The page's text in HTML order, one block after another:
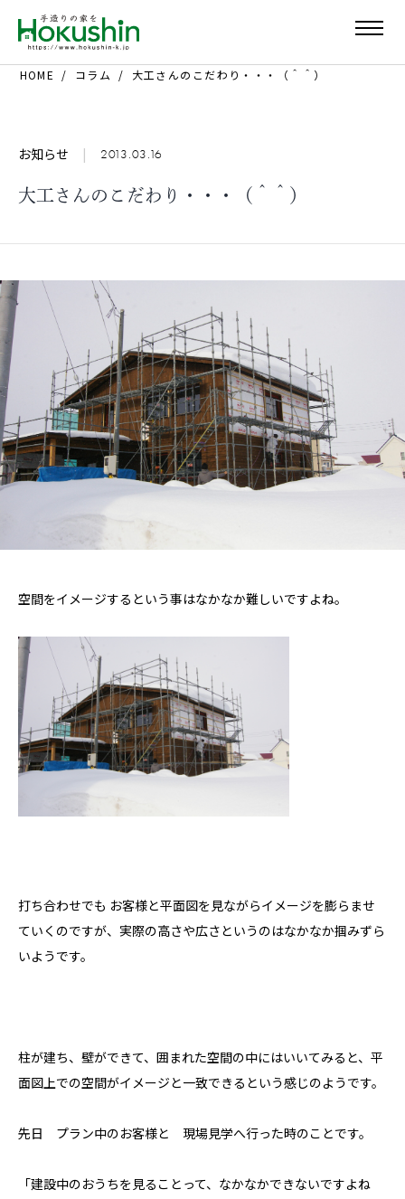
HOME コラム 大工さんのこだわり・・・（＾＾）
お知らせ | 2013.03.16
大工さんのこだわり・・・（＾＾）
空間をイメージするという事はなかなか難しいですよね。
打ち合わせでも お客様と平面図を見ながらイメージを膨らませ
ていくのですが、実際の高さや広さというのはなかなか掴みずら
いようです。
柱が建ち、壁ができて、囲まれた空間の中にはいいてみると、平
面図上での空間がイメージと一致できるという感じのようです。
先日 プラン中のお客様と 現場見学へ行った時のことです。
「建設中のおうちを見ることって、なかなかできないですよね